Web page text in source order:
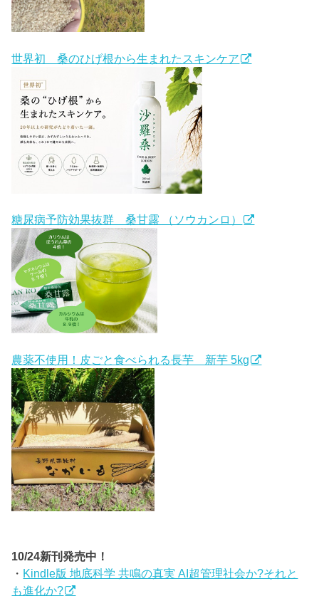
世界初 桑のひげ根から生まれたスキンケア
糖尿病予防効果抜群 桑甘露 （ソウカンロ）
農薬不使用！皮ごと食べられる長芋 新芋 5kg
10/24新刊発売中！
・ Kindle版 地底科学 共鳴の真実 AI超管理社会か?それと
も進化か?